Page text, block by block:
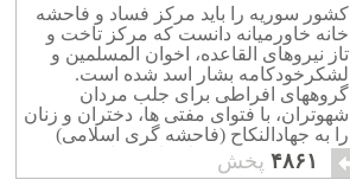
کشور سوریه را باید مرکز فساد و فاحشه
خانه خاورمیانه دانست که مرکز تاخت و
تاز نیروهای القاعده، اخوان المسلمین و
لشکرخودکامه بشار اسد شده است.
گروههای افراطی برای جلب مردان
شهوتران، با فتوای مفتی ها، دختران و زنان
را به جهادالنکاح (فاحشه گری اسلامی)
دعوت می کنند و در اختیار مردان شهوت
ران می گذارند.
۴۸۶۱ پخش